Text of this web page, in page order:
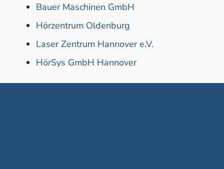
Bauer Maschinen GmbH
Hörzentrum Oldenburg
Laser Zentrum Hannover e.V.
HörSys GmbH Hannover